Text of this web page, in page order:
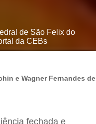
de São Felix do
da CEBs
e Wagner Fernandes de
fechada e